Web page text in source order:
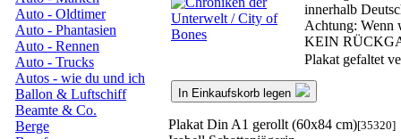
Auto - Oldtimer
Auto - Phantasien
Auto - Rennen
Auto - Trucks
Autos - wie du und ich
Ballon & Luftschiff
Beamte & Co.
Berge
innerhalb
Achtung: Wenn
KEIN
Plakat gefaltet
In Einkaufskorb legen
Plakat Din A1 gerollt (60x84 cm)[35320]